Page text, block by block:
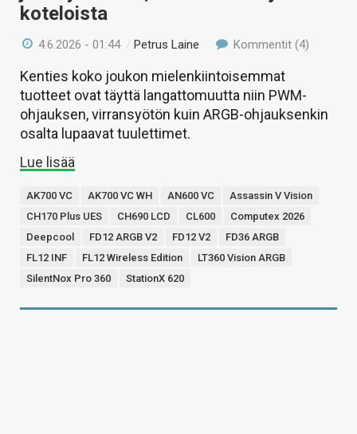
koteloista
4.6.2026 - 01:44 /Petrus Laine Kommentit (4)
Kenties koko joukon mielenkiintoisemmat
tuotteet ovat täyttä langattomuutta niin PWM-
ohjauksen, virransyötön kuin ARGB-ohjauksenkin
osalta lupaavat tuulettimet.
Lue lisää
AK700 VC AK700 VC WH AN600 VC
Assassin V Vision
CH170 Plus UES
CH690 LCD CL600
Computex 2026
Deepcool
FD12 ARGB V2 FD12 V2
FD36 ARGB
FL12 INF
FL12 Wireless Edition
LT360 Vision ARGB
SilentNox Pro 360
StationX 620